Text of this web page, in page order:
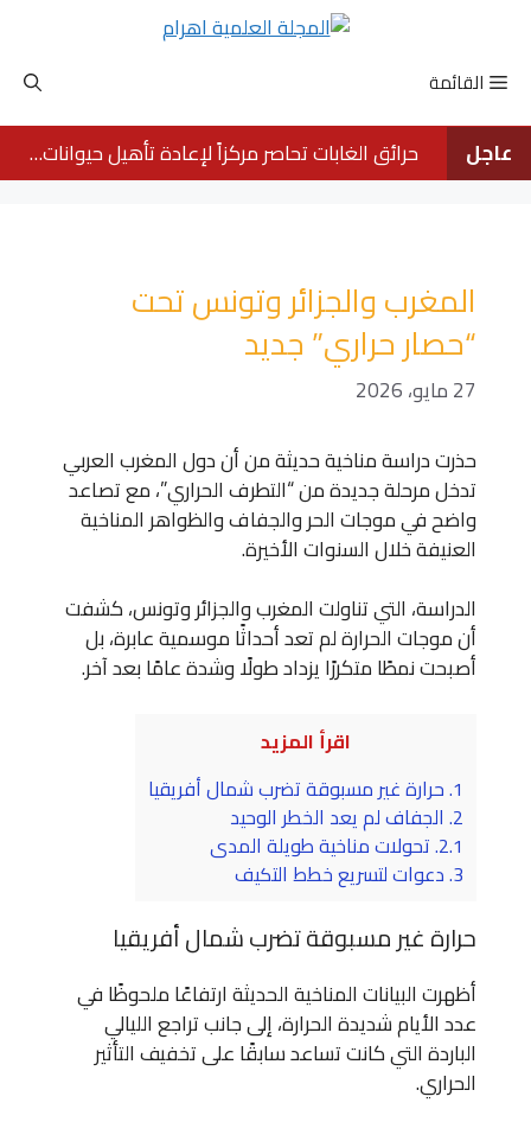
المحتوىالقائمة
عاجل حرائق الغابات تحاصر مركزاً لإعادة تأهيل حيوانات الأورانجوتان في بورنيو
المغرب والجزائر وتونس تحت
“حصار حراري” جديد
27 مايو، 2026
حذرت دراسة مناخية حديثة من أن دول المغرب العربي
تدخل مرحلة جديدة من “التطرف الحراري”، مع تصاعد
واضح في موجات الحر والجفاف والظواهر المناخية
العنيفة خلال السنوات الأخيرة.
الدراسة، التي تناولت المغرب والجزائر وتونس، كشفت
أن موجات الحرارة لم تعد أحداثًا موسمية عابرة، بل
أصبحت نمطًا متكررًا يزداد طولًا وشدة عامًا بعد آخر.
اقرأ المزيد
1. حرارة غير مسبوقة تضرب شمال أفريقيا
2. الجفاف لم يعد الخطر الوحيد
2.1. تحولات مناخية طويلة المدى
3. دعوات لتسريع خطط التكيف
حرارة غير مسبوقة تضرب شمال أفريقيا
أظهرت البيانات المناخية الحديثة ارتفاعًا ملحوظًا في
عدد الأيام شديدة الحرارة، إلى جانب تراجع الليالي
الباردة التي كانت تساعد سابقًا على تخفيف التأثير
الحراري.